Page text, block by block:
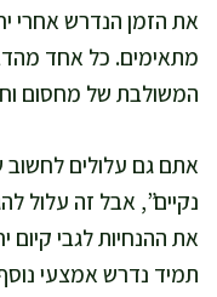
את הזמן הנדרש אחרי
מתאימים. כל אחד
המשולבת של מחסום
אתם גם עלולים
נקיים”, אבל זה עלול
את ההנחיות לגבי קיום
תמיד נדרש אמצעי